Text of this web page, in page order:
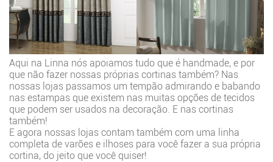
Aqui na Linna nós apoiamos tudo que é handmade, e por
que não fazer nossas próprias cortinas também? Nas
nossas lojas passamos um tempão admirando e babando
nas estampas que existem nas muitas opções de tecidos
que podem ser usados na decoração. E nas cortinas
também!
E agora nossas lojas contam também com uma linha
completa de varões e ilhoses para você fazer a sua própria
cortina, do jeito que você quiser!